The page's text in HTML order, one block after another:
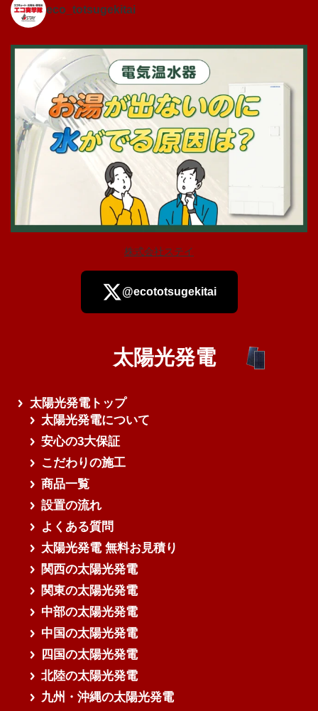
eco_totsugekitai
さらに読み込む
株式会社ステイ
@ecototsugekitai
太陽光発電
太陽光発電トップ
太陽光発電について
安心の3大保証
こだわりの施工
商品一覧
設置の流れ
よくある質問
太陽光発電 無料お見積り
関西の太陽光発電
関東の太陽光発電
中部の太陽光発電
中国の太陽光発電
四国の太陽光発電
北陸の太陽光発電
九州・沖縄の太陽光発電